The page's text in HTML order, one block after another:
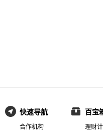
快速导航
合作机构
百宝
理财